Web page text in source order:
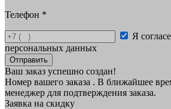
Телефон *
Я
персональных данных
Отправить
Ваш заказ успешно создан!
Номер вашего заказа . В ближайшее
менеджер для подтверждения заказа.
Заявка на скидку